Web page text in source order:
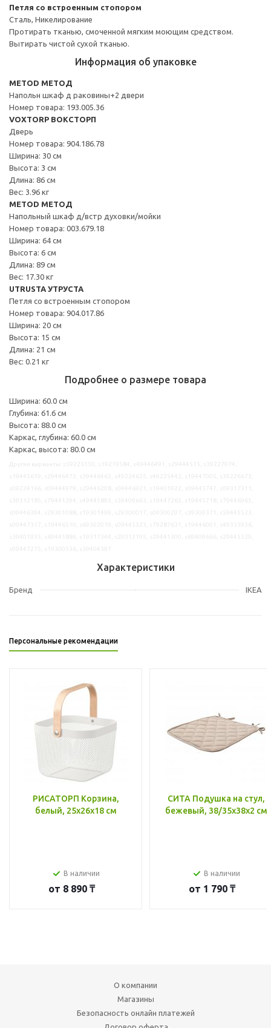
Петля со встроенным стопором
Сталь, Никелирование
Протирать тканью, смоченной мягким моющим средством.
Вытирать чистой сухой тканью.
Информация об упаковке
METOD МЕТОД
Напольн шкаф д раковины+2 двери
Номер товара: 193.005.36
VOXTORP ВОКСТОРП
Дверь
Номер товара: 904.186.78
Ширина: 30 см
Высота: 3 см
Длина: 86 см
Вес: 3.96 кг
METOD МЕТОД
Напольный шкаф д/встр духовки/мойки
Номер товара: 003.679.18
Ширина: 64 см
Высота: 6 см
Длина: 89 см
Вес: 17.30 кг
UTRUSTA УТРУСТА
Петля со встроенным стопором
Номер товара: 904.017.86
Ширина: 20 см
Высота: 15 см
Длина: 21 см
Вес: 0.21 кг
Подробнее о размере товара
Ширина: 60.0 см
Глубина: 61.6 см
Высота: 88.0 см
Каркас, глубина: 60.0 см
Каркас, высота: 80.0 см
Характеристики
Бренд IKEA
Персональные рекомендации
РИСАТОРП Корзина,
белый, 25x26x18 см
В наличии
от 8 890 ₸
СИТА Подушка на стул,
бежевый, 38/35x38x2 см
В наличии
от 1 790 ₸
О компании
Магазины
Безопасность онлайн платежей